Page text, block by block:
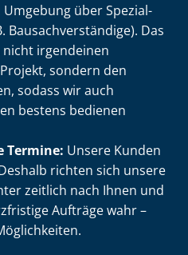
Umgebung über Spe­zi­al­
Bau­sach­ver­stän­di­ge). Das
irgendeinen
sondern den
sodass wir auch
bestens bedienen
Termine: Unsere Kunden
richten sich unsere
zeitlich nach Ihnen und
Aufträge wahr –